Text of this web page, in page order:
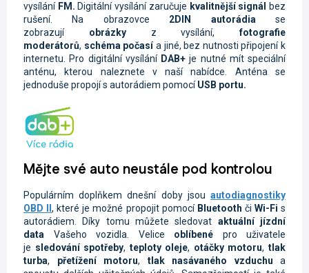
vysílání FM. Digitální vysílání zaručuje kvalitnější signál
bez
rušení. Na obrazovce 2DIN autorádiase
zobrazují obrázkyz vysílání,fotografie
moderátorů, schéma počasía jiné, bez nutnosti připojení k
internetu. Pro digitální vysílání DAB+ je nutné mít speciální
anténu, kterou naleznete v naší nabídce. Anténa se
jednoduše propojí s autorádiem pomocíUSB portu.
Mějte své auto neustále pod kontrolou
Populárním doplňkem dnešní doby jsou autodiagnostiky
OBD II, které je možné propojit pomocí Bluetooth či Wi-Fi s
autorádiem. Díky tomu můžete sledovat aktuální jízdní
data Vašeho vozidla. Velice oblíbené pro uživatele
je sledování spotřeby, teploty oleje, otáčky motoru,tlak
turba, přetížení motoru, tlak nasávaného vzduchu a